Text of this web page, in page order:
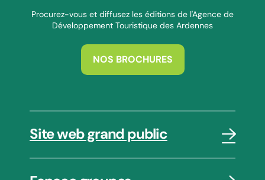
Procurez-vous et diffusez les éditions de l'Agence de
Développement Touristique des Ardennes
NOS BROCHURES
Site web grand public